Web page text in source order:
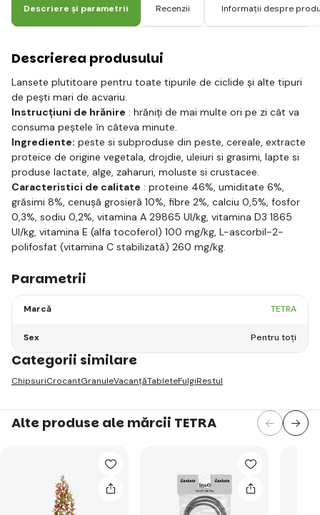
Descriere și parametrii Recenzii Informații despre
Descrierea produsului
Lansete plutitoare pentru toate tipurile de ciclide și alte tipuri
de pești mari de acvariu.
Instrucțiuni de hrănire : hrăniți de mai multe ori pe zi cât va
consuma peștele în câteva minute.
Ingrediente: peste si subproduse din peste, cereale, extracte
proteice de origine vegetala, drojdie, uleiuri si grasimi, lapte si
produse lactate, alge, zaharuri, moluste si crustacee.
Caracteristici de calitate : proteine 46%, umiditate 6%,
grăsimi 8%, cenușă grosieră 10%, fibre 2%, calciu 0,5%, fosfor
0,3%, sodiu 0,2%, vitamina A 29865 UI/kg, vitamina D3 1865
UI/kg, vitamina E (alfa tocoferol) 100 mg/kg, L-ascorbil-2-
polifosfat (vitamina C stabilizată) 260 mg/kg.
Parametrii
Marcă TETRA
Sex Pentru toți
Categorii similare
ChipsuriCrocantGranuleVacanţăTableteFulgiRestul
Alte produse ale mărcii TETRA